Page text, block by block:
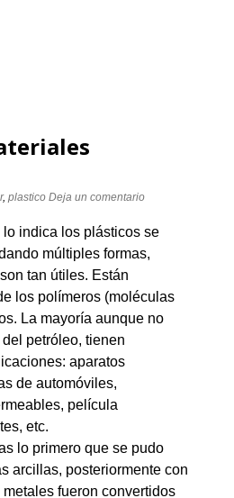
, plastico Deja un comentario
indica los plásticos se
múltiples formas,
tan útiles. Están
los polímeros (moléculas
La mayoría aunque no
petróleo, tienen
aparatos
de automóviles,
película
etc.
lo primero que se pudo
arcillas, posteriormente con
fueron convertidos